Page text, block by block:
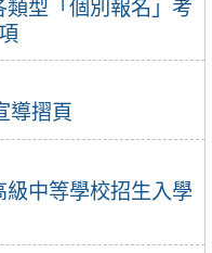
型「個別報名」考
導摺頁
中等學校招生入學